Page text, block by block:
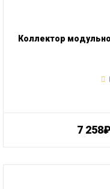
Коллектор
7